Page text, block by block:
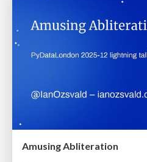
Amusing Abliteration